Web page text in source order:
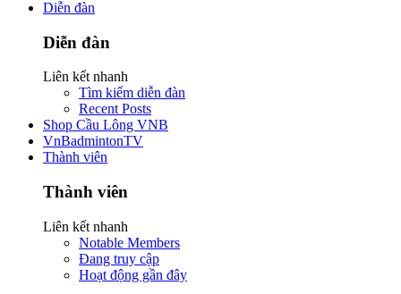
Diễn đàn
Diễn đàn
Liên kết nhanh
Tìm kiếm diễn đàn
Recent Posts
Shop Cầu Lông VNB
VnBadmintonTV
Thành viên
Thành viên
Liên kết nhanh
Notable Members
Đang truy cập
Hoạt động gần đây